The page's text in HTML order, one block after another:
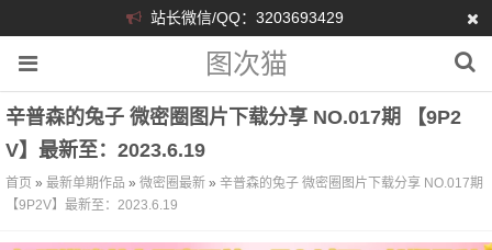
站长微信/QQ：3203693429
图次猫
辛普森的兔子 微密圈图片下载分享 NO.017期 【9P2
V】最新至：2023.6.19
首页 » 最新单期作品 » 微密圈最新 » 辛普森的兔子 微密圈图片下载分享 NO.017期
【9P2V】最新至：2023.6.19